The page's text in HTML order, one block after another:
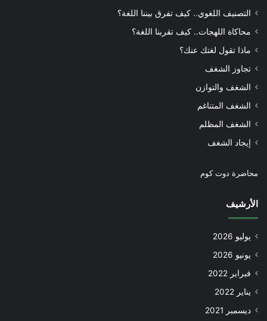
التصنيف اللغوي.. كيف تفرق بيننا اللغة؟
محاكاة اللهجات.. كيف تقربنا اللغة؟
ماذا تقول لغتك عنك؟
تجاوز الشغف
الشغف والتوازن
الشغف المتناغم
الشغف المظلم
إيجاد الشغف
محاضرة دوت كوم
الأرشيف
يوليو 2026
يونيو 2026
فبراير 2022
يناير 2022
ديسمبر 2021